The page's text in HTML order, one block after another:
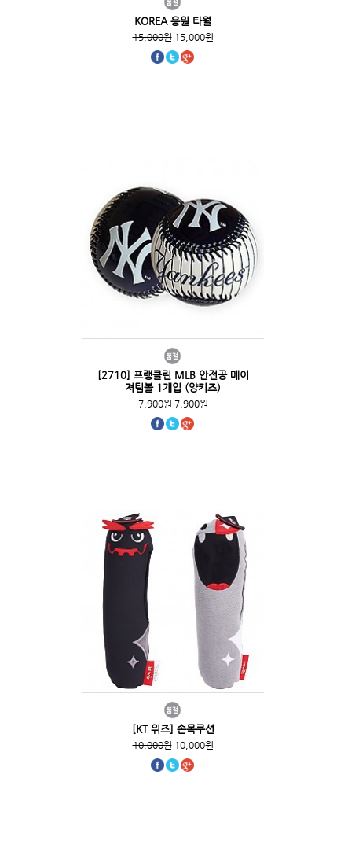
KOREA 응원 타월
15,000원15,000원
[2710] 프랭클린 MLB 안전공 메이
져팀볼 1개입 (양키즈)
7,900원7,900원
[KT 위즈] 손목쿠션
10,000원10,000원